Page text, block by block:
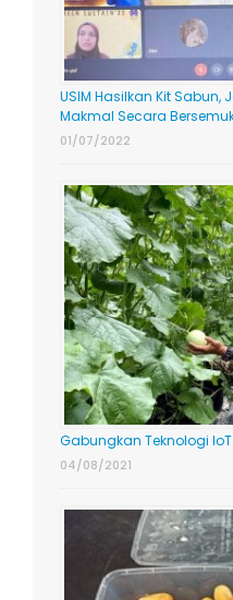
USIM Hasilkan Kit
Makmal Secara
01/07/2022
Gabungkan Teknologi
04/08/2021